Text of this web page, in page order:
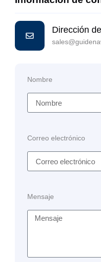
Dirección
Nombre
Correo electrónico
Mensaje